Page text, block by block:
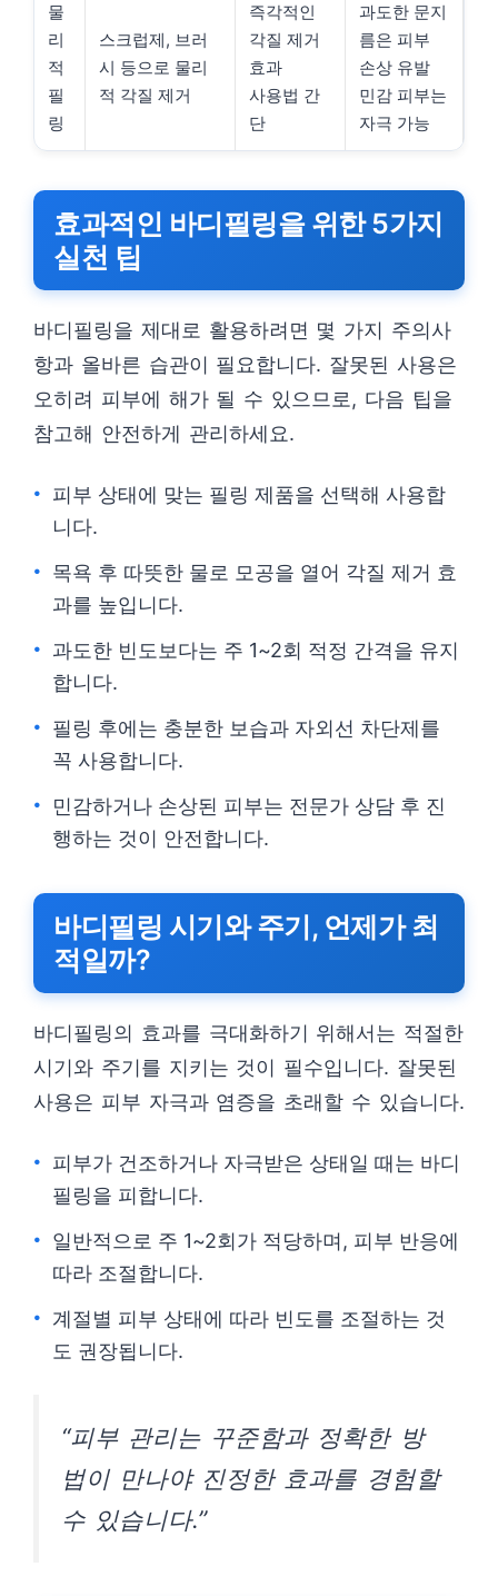
물
리
적
필
링
스크럽제, 브러
시 등으로 물리
적 각질 제거
즉각적인
각질 제거
효과
사용법 간
단
과도한 문지
름은 피부
손상 유발
민감 피부는
자극 가능
효과적인 바디필링을 위한 5가지
실천 팁
바디필링을 제대로 활용하려면 몇 가지 주의사
항과 올바른 습관이 필요합니다. 잘못된 사용은
오히려 피부에 해가 될 수 있으므로, 다음 팁을
참고해 안전하게 관리하세요.
피부 상태에 맞는 필링 제품을 선택해 사용합
니다.
목욕 후 따뜻한 물로 모공을 열어 각질 제거 효
과를 높입니다.
과도한 빈도보다는 주 1~2회 적정 간격을 유지
합니다.
필링 후에는 충분한 보습과 자외선 차단제를
꼭 사용합니다.
민감하거나 손상된 피부는 전문가 상담 후 진
행하는 것이 안전합니다.
바디필링 시기와 주기, 언제가 최
적일까?
바디필링의 효과를 극대화하기 위해서는 적절한
시기와 주기를 지키는 것이 필수입니다. 잘못된
사용은 피부 자극과 염증을 초래할 수 있습니다.
피부가 건조하거나 자극받은 상태일 때는 바디
필링을 피합니다.
일반적으로 주 1~2회가 적당하며, 피부 반응에
따라 조절합니다.
계절별 피부 상태에 따라 빈도를 조절하는 것
도 권장됩니다.
“피부 관리는 꾸준함과 정확한 방
법이 만나야 진정한 효과를 경험할
수 있습니다.”